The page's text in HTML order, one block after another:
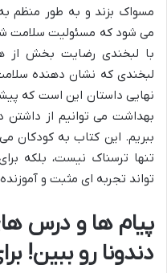
مسواک بزند و به طور منظم
می شود که مسئولیت سلامت
با لبخندی رضایت بخش از
لبخندی که نشان دهنده
نهایی داستان این است که
بهداشت می توانیم از داشتن
ببریم. این کتاب به کودکان
تنها ترسناک نیست، بلکه
تواند تجربه ای مثبت و
پیام ها و درس
دندونا رو ببین!